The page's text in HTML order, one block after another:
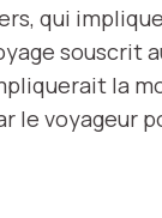
qui
souscrit
la
le voyageur